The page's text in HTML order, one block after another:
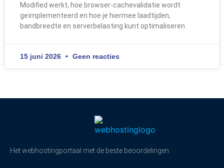
Modified werkt, hoe browser-cachevalidatie wordt
geïmplementeerd en hoe je hiermee laadtijden,
bandbreedte en serverbelasting kunt optimaliseren.
15 juni 2026 Geen reacties
Het webhostingportaal met de beste beoordelingen.